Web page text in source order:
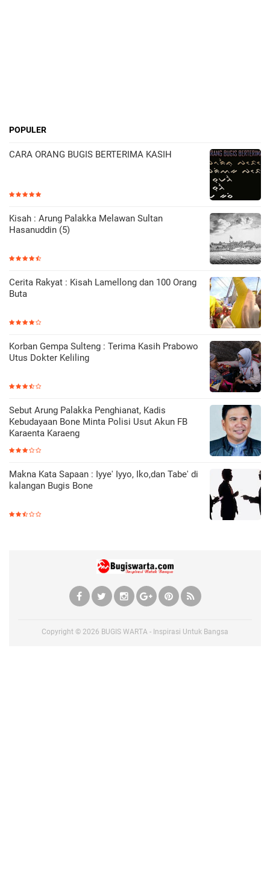
POPULER
CARA ORANG BUGIS BERTERIMA KASIH
Kisah : Arung Palakka Melawan Sultan
Hasanuddin (5)
Cerita Rakyat : Kisah Lamellong dan 100 Orang
Buta
Korban Gempa Sulteng : Terima Kasih Prabowo
Utus Dokter Keliling
Sebut Arung Palakka Penghianat, Kadis
Kebudayaan Bone Minta Polisi Usut Akun FB
Karaenta Karaeng
Makna Kata Sapaan : Iyye' Iyyo, Iko,dan Tabe' di
kalangan Bugis Bone
Copyright © 2026 BUGIS WARTA - Inspirasi Untuk Bangsa